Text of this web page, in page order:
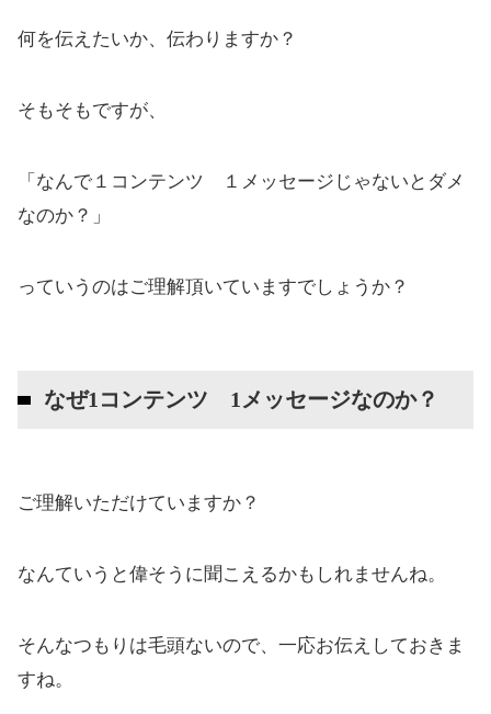
何を伝えたいか、伝わりますか？
そもそもですが、
「なんで１コンテンツ １メッセージじゃないとダメ
なのか？」
っていうのはご理解頂いていますでしょうか？
なぜ1コンテンツ 1メッセージなのか？
ご理解いただけていますか？
なんていうと偉そうに聞こえるかもしれませんね。
そんなつもりは毛頭ないので、一応お伝えしておきま
すね。